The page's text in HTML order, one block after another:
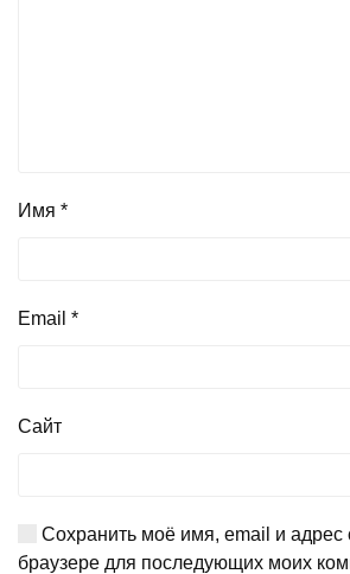
Имя *
Email *
Сайт
Сохранить моё имя, email и адрес
браузере для последующих моих